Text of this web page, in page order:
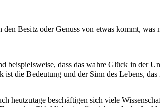
Besitz oder Genuss von etwas kommt,
dass das wahre Glück in der
die Bedeutung und der Sinn des Lebens,
heutzutage beschäftigen sich viele